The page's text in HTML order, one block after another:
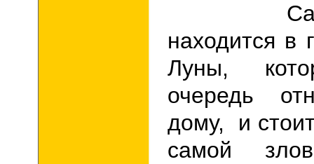
Сама
находится в
Луны,
очередь
дому, и
самой